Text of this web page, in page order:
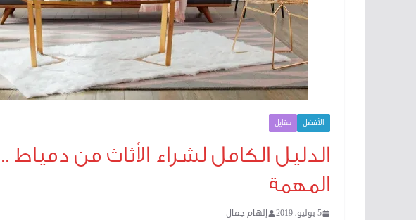
الأفضل ستايل
الدليل الكامل لشراء الأثاث من
المهمة
5 يوليو، 2019 إلهام جمال